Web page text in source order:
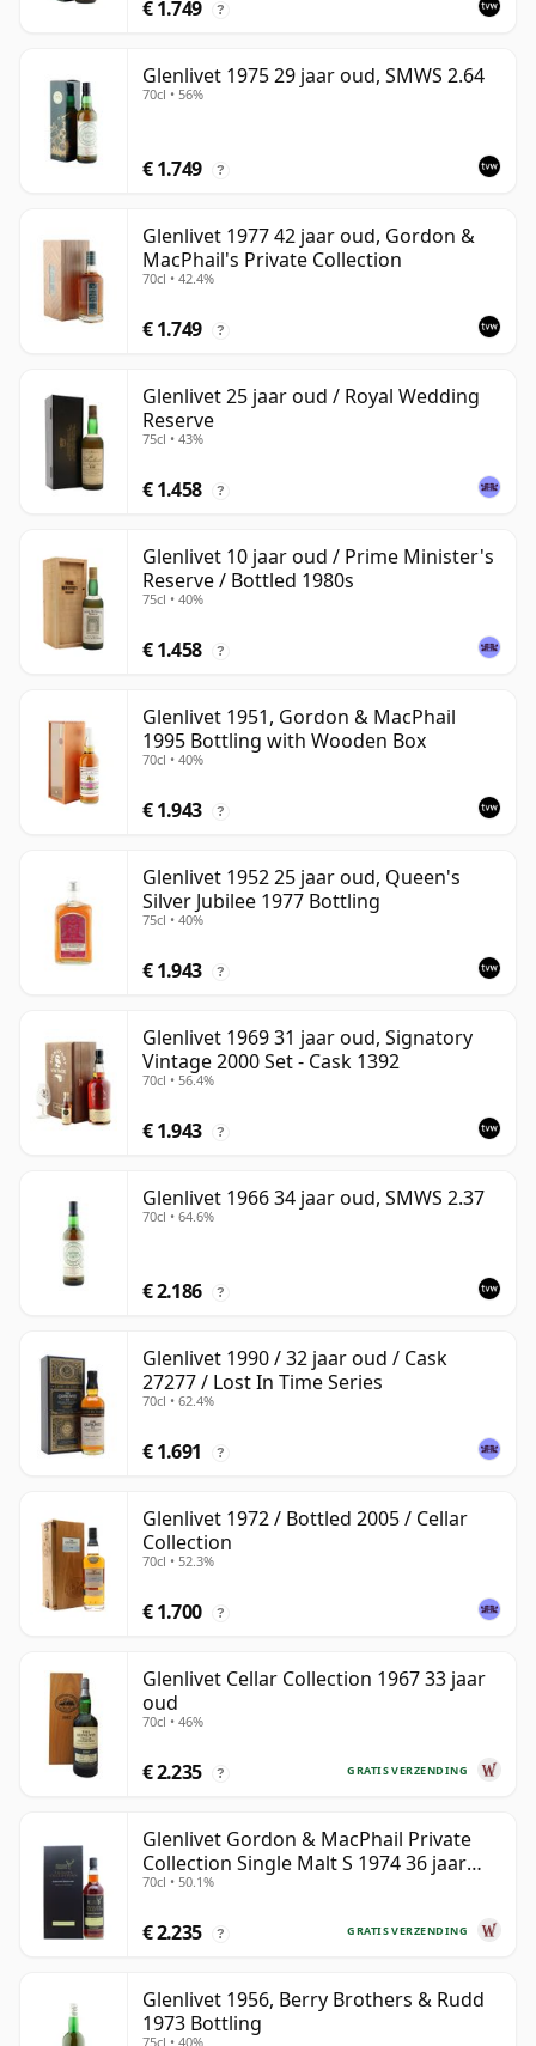
€ 1.749 ?
Glenlivet 1975 29 jaar oud, SMWS 2.64
70cl • 56%
€ 1.749 ?
Glenlivet 1977 42 jaar oud, Gordon &
MacPhail's Private Collection
70cl • 42.4%
€ 1.749 ?
Glenlivet 25 jaar oud / Royal Wedding
Reserve
75cl • 43%
€ 1.458 ?
Glenlivet 10 jaar oud / Prime Minister's
Reserve / Bottled 1980s
75cl • 40%
€ 1.458 ?
Glenlivet 1951, Gordon & MacPhail
1995 Bottling with Wooden Box
70cl • 40%
€ 1.943 ?
Glenlivet 1952 25 jaar oud, Queen's
Silver Jubilee 1977 Bottling
75cl • 40%
€ 1.943 ?
Glenlivet 1969 31 jaar oud, Signatory
Vintage 2000 Set - Cask 1392
70cl • 56.4%
€ 1.943 ?
Glenlivet 1966 34 jaar oud, SMWS 2.37
70cl • 64.6%
€ 2.186 ?
Glenlivet 1990 / 32 jaar oud / Cask
27277 / Lost In Time Series
70cl • 62.4%
€ 1.691 ?
Glenlivet 1972 / Bottled 2005 / Cellar
Collection
70cl • 52.3%
€ 1.700 ?
Glenlivet Cellar Collection 1967 33 jaar
oud
70cl • 46%
GRATIS VERZENDING
€ 2.235 ?
Glenlivet Gordon & MacPhail Private
Collection Single Malt S 1974 36 jaar
oud
70cl • 50.1%
GRATIS VERZENDING
€ 2.235 ?
Glenlivet 1956, Berry Brothers & Rudd
1973 Bottling
75cl • 40%